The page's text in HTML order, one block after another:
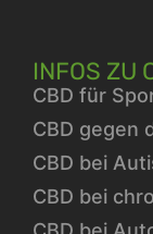
INFOS ZU
CBD für
CBD gegen
CBD bei
CBD bei